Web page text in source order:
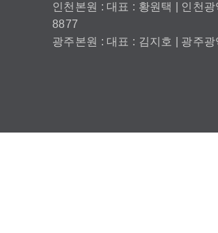
인천본원 : 대표 : 황원택 | 인천
8877
광주본원 : 대표 : 김지호 | 광주